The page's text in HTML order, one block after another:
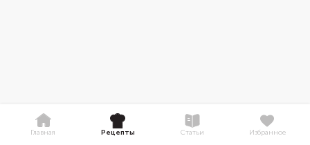
Главная Рецепты Статьи Избранное